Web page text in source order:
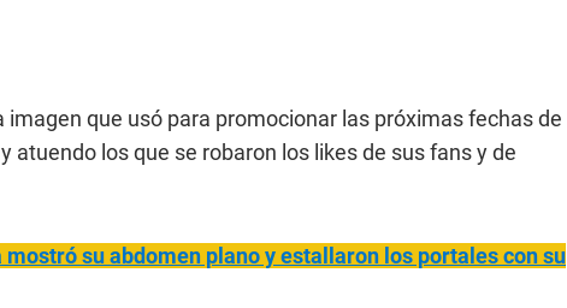
que usó para promocionar las próximas fechas de
los que se robaron los likes de sus fans y de
mostrósu abdomen plano y estallaron los portales con su